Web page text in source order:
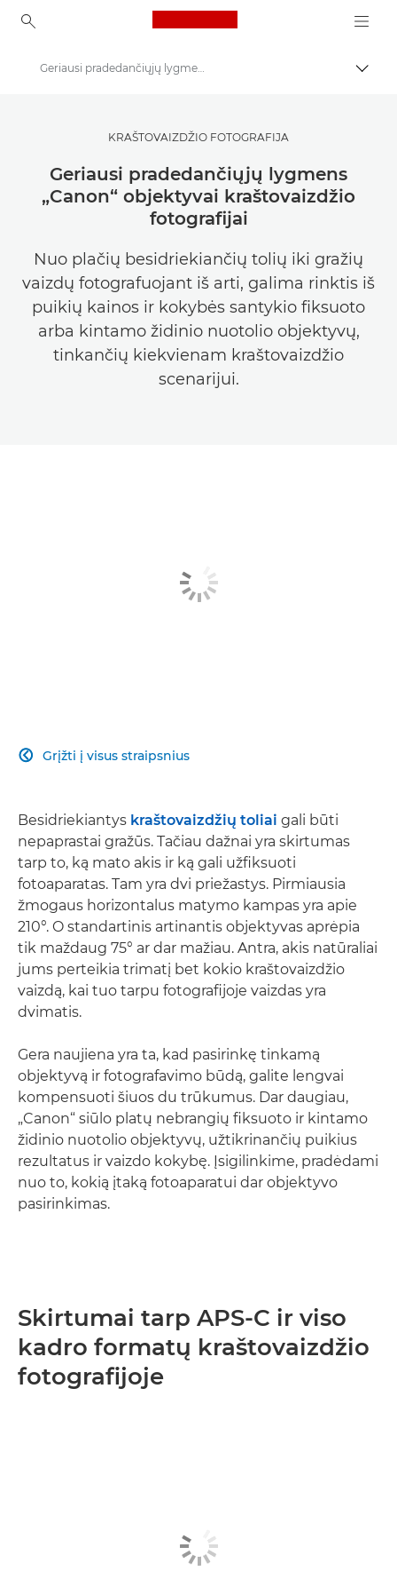
Canon Logo, back to
Pasisemkite įkvėpimo | Fotografijos ir spausdinimo patarimai ir pirkėjų vadovai
Fotografijos ir spausdinimo patarimai ir metodai
Geriausi pradedančiųjų lygmens objektyvai kraštovaizdžio fotografijai
KRAŠTOVAIZDŽIO FOTOGRAFIJA
Geriausi pradedančiųjų lygmens
„Canon“ objektyvai kraštovaizdžio
fotografijai
Nuo plačių besidriekiančių tolių iki gražių
vaizdų fotografuojant iš arti, galima rinktis iš
puikių kainos ir kokybės santykio fiksuoto
arba kintamo židinio nuotolio objektyvų,
tinkančių kiekvienam kraštovaizdžio
scenarijui.
Grįžti į visus straipsnius

Besidriekiantys kraštovaizdžių toliai gali būti
nepaprastai gražūs. Tačiau dažnai yra skirtumas
tarp to, ką mato akis ir ką gali užfiksuoti
fotoaparatas. Tam yra dvi priežastys. Pirmiausia
žmogaus horizontalus matymo kampas yra apie
210°. O standartinis artinantis objektyvas aprėpia
tik maždaug 75° ar dar mažiau. Antra, akis natūraliai
jums perteikia trimatį bet kokio kraštovaizdžio
vaizdą, kai tuo tarpu fotografijoje vaizdas yra
dvimatis.
Gera naujiena yra ta, kad pasirinkę tinkamą
objektyvą ir fotografavimo būdą, galite lengvai
kompensuoti šiuos du trūkumus. Dar daugiau,
„Canon“ siūlo platų nebrangių fiksuoto ir kintamo
židinio nuotolio objektyvų, užtikrinančių puikius
rezultatus ir vaizdo kokybę. Įsigilinkime, pradėdami
nuo to, kokią įtaką fotoaparatui dar objektyvo
pasirinkimas.
Skirtumai tarp APS-C ir viso
kadro formatų kraštovaizdžio
fotografijoje